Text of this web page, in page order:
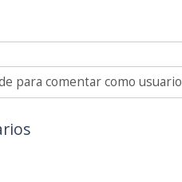
para comentar como usuario